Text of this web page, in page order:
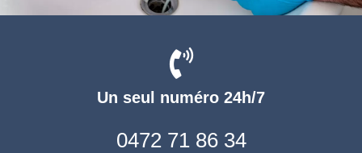
Un seul numéro 24h/7
0472 71 86 34